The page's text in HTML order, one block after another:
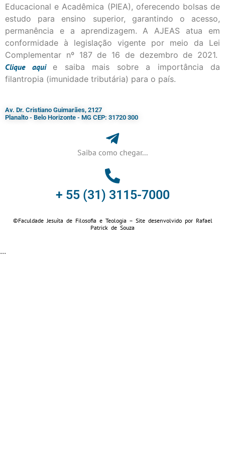
Educacional e Acadêmica (PIEA), oferecendo bolsas de
estudo para ensino superior, garantindo o acesso,
permanência e a aprendizagem. A AJEAS atua em
conformidade à legislação vigente por meio da Lei
Complementar nº 187 de 16 de dezembro de 2021.
Cliqueaqui
e saiba mais sobre a importância da
filantropia (imunidade tributária) para o país.
Av. Dr. Cristiano Guimarães, 2127
Planalto - Belo Horizonte - MG CEP: 31720 300
Saiba como chegar...
+ 55 (31) 3115-7000​
©Faculdade Jesuíta de Filosofia e Teologia – Site desenvolvido por Rafael
Patrick de Souza
...